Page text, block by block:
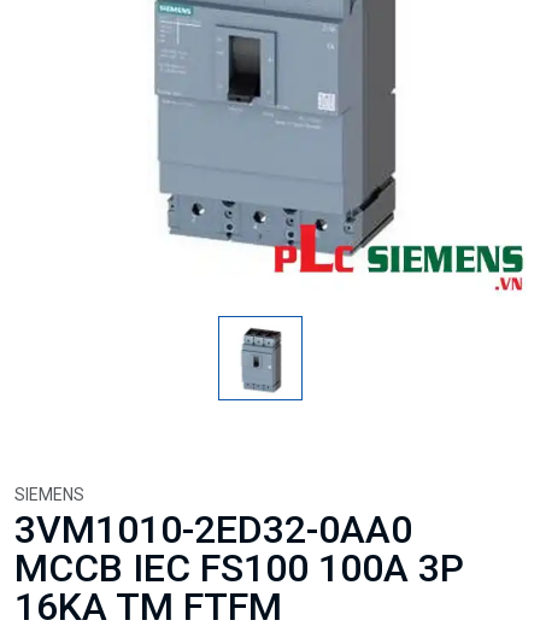
SIEMENS
3VM1010-2ED32-0AA0
MCCB IEC FS100 100A 3P
16KA TM FTFM